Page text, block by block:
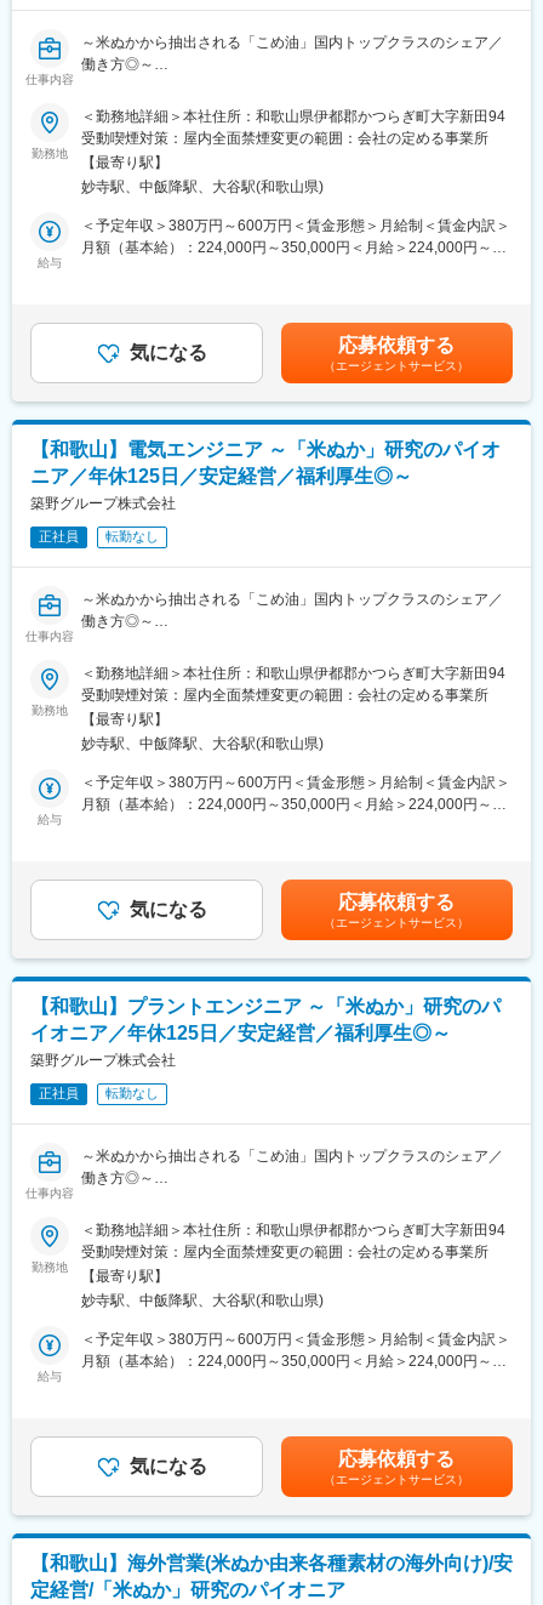
・鉄鋼メーカーとして、加工～仕上げまで中間の請負として実施
しています。また溶接、溶射において自社工場を持っており、肉
盛溶接が強みです。
・大手鉄鋼メーカーである日本製鉄、JFEスチールや神戸製鋼所
ます。またベトナムにグローバル展開中。
変更の範囲：会社の定める業務
仕事内容
～米ぬかから抽出される「こめ油」国内トップクラスのシェア／
働き方◎～
食用油・各種機能性製品（食品素材／医薬品原料／化粧品原料
等）・工業用油脂製品（塗料・接着剤他工業用途製品原料等）を
製造するメーカーである同社にて、設備設計エンジニアを募集し
ます。
米ぬかを原料に食用油、各種機能成分（化粧品原料/医薬品原料/食
品添加物等）、工業用油脂を製造する化学プラントとなります。
■職務内容：
■業務の魅力
・小規模な案件だと数百～１千万円（１～３カ月/２～3名で担
なります
・今後、工場や生産ラインの拡大や新設を予定しており、大規模
な案件に関わることが可能です
・高い専門性が身に着きます（機械・電気・配管・計装・安全管
理等）
・チームで成し遂げる達成感があります
■事業内容
＜こめ油製造事業＞
米ぬか・米胚芽を原料として米原油を抽出し、精製工程を経て良
＜ファインケミカル事業＞
米ぬかからこめ油を精製する課程で発生する副生成物からあらゆ
る機能性成分を抽出精製し、医薬品原料、化粧品原料、食品添加
物、飼料、飼料添加物、工業用薬品などを製造しております。ま
おります。
＜オレオケミカル事業＞
変更の範囲：会社の定める業務
勤務地
＜勤務地詳細＞本社住所：和歌山県伊都郡かつらぎ町大字新田94
受動喫煙対策：屋内全面禁煙変更の範囲：会社の定める事業所
【最寄り駅】
妙寺駅、中飯降駅、大谷駅(和歌山県)
給与
＜予定年収＞380万円～600万円＜賃金形態＞月給制＜賃金内訳＞
月額（基本給）：224,000円～350,000円＜月給＞224,000円～
はあくまでも目安の金額であり、選考を通じて上下する可能性が
あります。月給(月額)は固定手当を含めた表記です。
気になる 応募依頼する
（エージェントサービス）
【和歌山】電気エンジニア ～「米ぬか」研究のパイオ
ニア／年休125日／安定経営／福利厚生◎～
築野グループ株式会社
正社員 転勤なし
仕事内容
～米ぬかから抽出される「こめ油」国内トップクラスのシェア／
働き方◎～
食用油・各種機能性製品（食品素材／医薬品原料／化粧品原料
等）・工業用油脂製品（塗料・接着剤他工業用途製品原料等）を
製造するメーカーである同社にて、電気エンジニアを募集しま
す。
米ぬかを原料に食用油、各種機能成分（化粧品原料/医薬品原料/食
品添加物等）、工業用油脂を製造する化学プラントとなります。
■職務内容：
渡しまで
・協力会社の選定/マネジメント
当）
・大規模な案件だと数億～10億円規模（数年/部署全員で担当）と
なります
・今後、工場や生産ラインの拡大や新設を予定しており、大規模
な案件に関わることが可能です
・高い専門性が身に着きます（機械・電気・配管・計装・安全管
理等）
・チームで成し遂げる達成感があります
■事業内容
米ぬか・米胚芽を原料として米原油を抽出し、精製工程を経て良
質の食用油（こめ油）を製造しています。
＜ファインケミカル事業＞
米ぬかからこめ油を精製する課程で発生する副生成物からあらゆ
物、飼料、飼料添加物、工業用薬品などを製造しております。ま
た、これらの成分を採用した自社ブランドの化粧品製造を行って
生する副生成物から、脂肪酸、脂肪酸誘導体を製造しておりま
す。また、この技術を用いて使用済み食用油のリサイクルに役立
てております。
変更の範囲：会社の定める業務
勤務地
＜勤務地詳細＞本社住所：和歌山県伊都郡かつらぎ町大字新田94
受動喫煙対策：屋内全面禁煙変更の範囲：会社の定める事業所
【最寄り駅】
妙寺駅、中飯降駅、大谷駅(和歌山県)
給与
＜予定年収＞380万円～600万円＜賃金形態＞月給制＜賃金内訳＞
月額（基本給）：224,000円～350,000円＜月給＞224,000円～
はあくまでも目安の金額であり、選考を通じて上下する可能性が
あります。月給(月額)は固定手当を含めた表記です。
気になる 応募依頼する
（エージェントサービス）
【和歌山】プラントエンジニア ～「米ぬか」研究のパ
イオニア／年休125日／安定経営／福利厚生◎～
築野グループ株式会社
正社員 転勤なし
仕事内容
～米ぬかから抽出される「こめ油」国内トップクラスのシェア／
働き方◎～
食用油・各種機能性製品（食品素材／医薬品原料／化粧品原料
等）・工業用油脂製品（塗料・接着剤他工業用途製品原料等）を
製造するメーカーである同社にて、プラントエンジニアを募集し
ます。
米ぬかを原料に食用油、各種機能成分（化粧品原料/医薬品原料/食
品添加物等）、工業用油脂を製造する化学プラントとなります。
■職務内容：
■業務の魅力
・小規模な案件だと数百～１千万円（１～３カ月/２～3名で担
なります
・今後、工場や生産ラインの拡大や新設を予定しており、大規模
な案件に関わることが可能です
勤務地
＜勤務地詳細＞本社住所：和歌山県伊都郡かつらぎ町大字新田94
受動喫煙対策：屋内全面禁煙変更の範囲：会社の定める事業所
【最寄り駅】
妙寺駅、中飯降駅、大谷駅(和歌山県)
給与
＜予定年収＞380万円～600万円＜賃金形態＞月給制＜賃金内訳＞
月額（基本給）：224,000円～350,000円＜月給＞224,000円～
はあくまでも目安の金額であり、選考を通じて上下する可能性が
あります。月給(月額)は固定手当を含めた表記です。
気になる 応募依頼する
（エージェントサービス）
【和歌山】海外営業(米ぬか由来各種素材の海外向け)/安
定経営/「米ぬか」研究のパイオニア